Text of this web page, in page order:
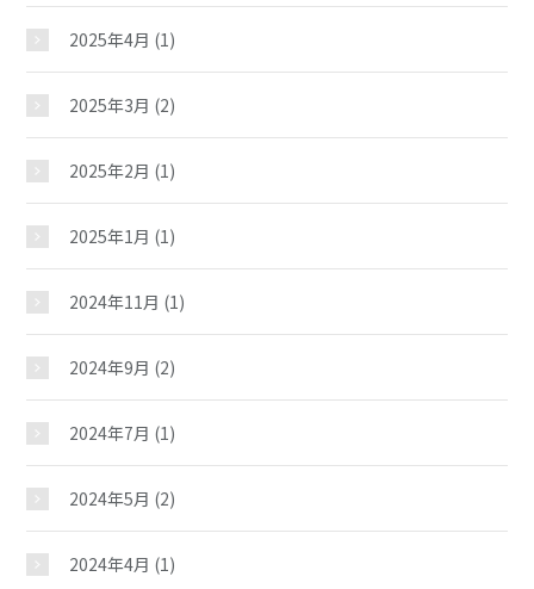
大徳児童館
2025年4月 (1)
2025年3月 (2)
2025年2月 (1)
2025年1月 (1)
2024年11月 (1)
2024年9月 (2)
2024年7月 (1)
2024年5月 (2)
2024年4月 (1)